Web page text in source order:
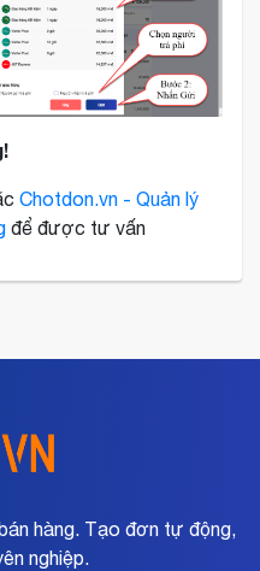
Chotdon.vn - Quản lý
để được tư vấn
hàng. Tạo đơn tự động,
nghiệp.